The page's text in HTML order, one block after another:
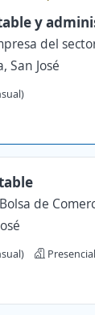
y
del
San José
de